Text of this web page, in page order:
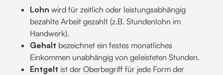
Lohn wird für zeitlich oder leistungsabhängig
bezahlte Arbeit gezahlt (z.B. Stundenlohn im
Handwerk).
Gehalt bezeichnet ein festes monatliches
Einkommen unabhängig von geleisteten Stunden.
Entgelt ist der Oberbegriff für jede Form der